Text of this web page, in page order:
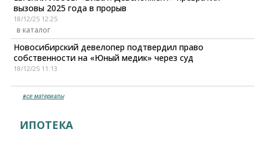
вызовы 2025 года в прорыв
18/12/25 12:25
в каталог
Новосибирский девелопер подтвердил право
собственности на «Юный медик» через суд
18/12/25 11:13
все материалы
ИПОТЕКА